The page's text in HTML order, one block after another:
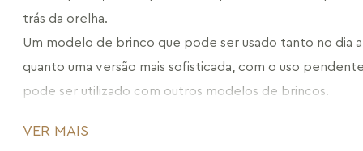
trás da orelha.
Um modelo de brinco que pode ser usado tanto no dia a
quanto uma versão mais sofisticada, com o uso
pode ser utilizado com outros modelos de brincos.
VER MAIS